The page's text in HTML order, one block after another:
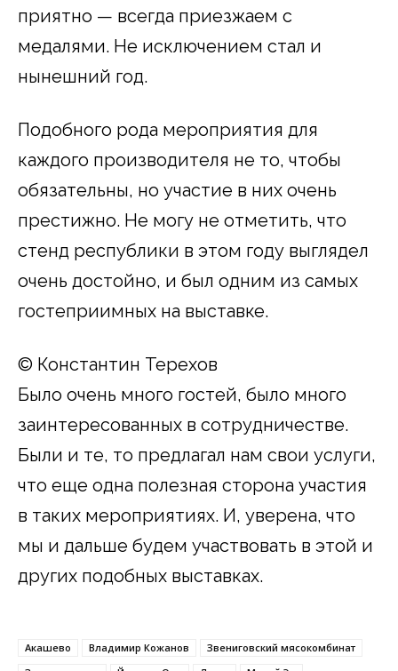
приятно — всегда приезжаем с
медалями. Не исключением стал и
нынешний год.
Подобного рода мероприятия для
каждого производителя не то, чтобы
обязательны, но участие в них очень
престижно. Не могу не отметить, что
стенд республики в этом году выглядел
очень достойно, и был одним из самых
гостеприимных на выставке.
© Константин Терехов
Было очень много гостей, было много
заинтересованных в сотрудничестве.
Были и те, то предлагал нам свои услуги,
что еще одна полезная сторона участия
в таких мероприятиях. И, уверена, что
мы и дальше будем участвовать в этой и
других подобных выставках.
Акашево Владимир Кожанов
Звениговский мясокомбинат